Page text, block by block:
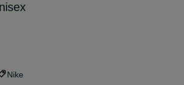
Nike